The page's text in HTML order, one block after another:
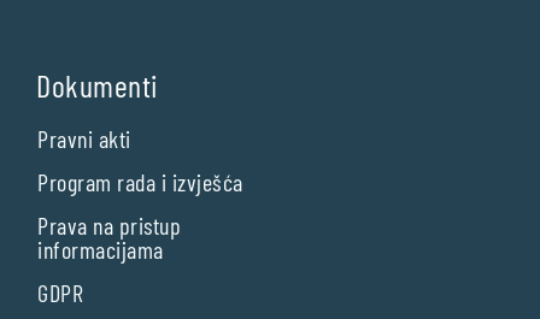
Dokumenti
Pravni akti
Program rada i izvješća
Prava na pristup
informacijama
GDPR